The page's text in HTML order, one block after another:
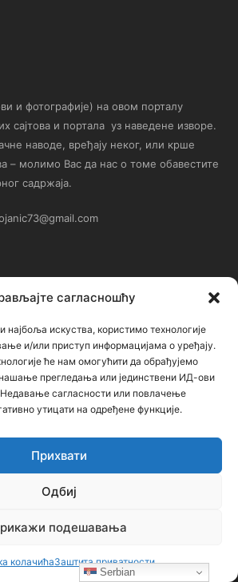
сагласношћу
искуства, користимо технологије
и/или приступ информацијама о уређају.
ће нам омогућити да обрађујемо
прегледања или јединствени ИД-ови
Недавање сагласности или повлачење
утицати на одређене функције.
Прихвати
Одбиј
подешавања
колачићаЗаштита приватности
и фотографије) на овом порталу
сајтова и портала уз наведене изворе.
наводе, вређају неког, или крше
– молимо Вас да нас о томе обавестите
садржаја.
историје – главни уредник
Ниш
652061021
опције или организације. Сајт није
Serbian